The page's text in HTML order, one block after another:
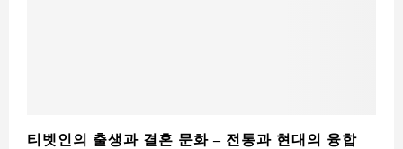
티벳인의 출생과 결혼 문화 – 전통과 현대의 융합